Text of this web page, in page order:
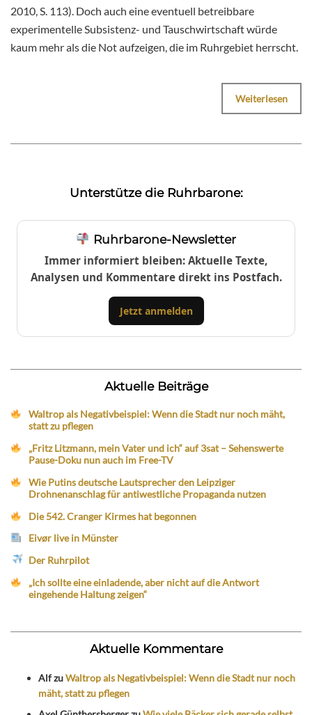
2010, S. 113). Doch auch eine eventuell betreibbare
experimentelle Subsistenz- und Tauschwirtschaft würde
kaum mehr als die Not aufzeigen, die im Ruhrgebiet herrscht.
Weiterlesen
Unterstütze die Ruhrbarone:
Ruhrbarone-Newsletter
Immer informiert bleiben: Aktuelle Texte,
Analysen und Kommentare direkt ins Postfach.
Jetzt anmelden
Aktuelle Beiträge
Waltrop als Negativbeispiel: Wenn die Stadt nur noch mäht,
statt zu pflegen
„Fritz Litzmann, mein Vater und ich“ auf 3sat – Sehenswerte
Pause-Doku nun auch im Free-TV
Wie Putins deutsche Lautsprecher den Leipziger
Drohnenanschlag für antiwestliche Propaganda nutzen
Die 542. Cranger Kirmes hat begonnen
Eivør live in Münster
Der Ruhrpilot
„Ich sollte eine einladende, aber nicht auf die Antwort
eingehende Haltung zeigen“
Aktuelle Kommentare
AlfzuWaltrop als Negativbeispiel: Wenn die Stadt nur noch
mäht, statt zu pflegen